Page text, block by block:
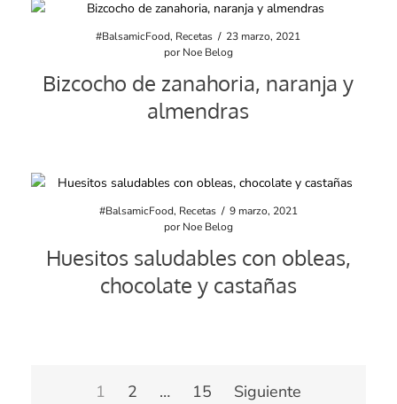
#BalsamicFood, Recetas / 23 marzo, 2021
porNoe Belog
Bizcocho de zanahoria, naranja y
almendras
#BalsamicFood, Recetas / 9 marzo, 2021
porNoe Belog
Huesitos saludables con obleas,
chocolate y castañas
1 2 … 15 Siguiente